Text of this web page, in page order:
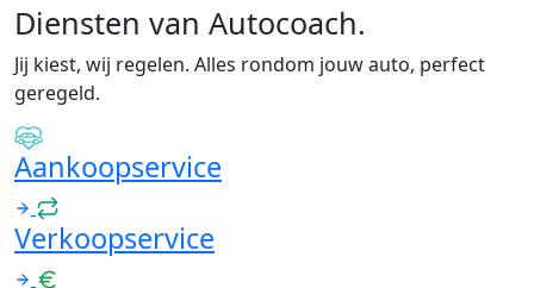
Diensten van Autocoach.
Jij kiest, wij regelen. Alles rondom jouw auto, perfect
geregeld.
Aankoopservice
Verkoopservice